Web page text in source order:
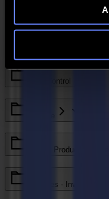
Axis Control
Valiani Products - V
V Series - Invicta